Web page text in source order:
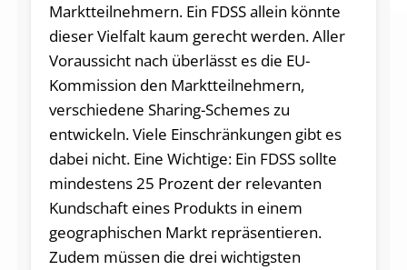
Marktteilnehmern. Ein FDSS allein könnte
dieser Vielfalt kaum gerecht werden. Aller
Voraussicht nach überlässt es die EU-
Kommission den Marktteilnehmern,
verschiedene Sharing-Schemes zu
entwickeln. Viele Einschränkungen gibt es
dabei nicht. Eine Wichtige: Ein FDSS sollte
mindestens 25 Prozent der relevanten
Kundschaft eines Produkts in einem
geographischen Markt repräsentieren.
Zudem müssen die drei wichtigsten